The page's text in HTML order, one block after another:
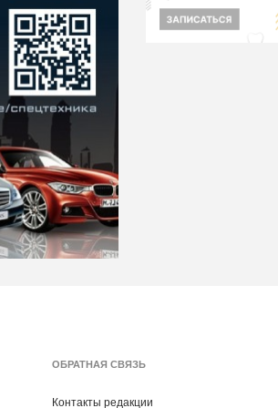
ОБРАТНАЯ СВЯЗЬ
Контакты редакции